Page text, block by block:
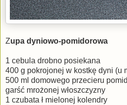
Zupa dyniowo-pomidorowa
1 cebula drobno posiekana
400 g pokrojonej w kostkę dyni (u
500 ml domowego przecieru
garść mrożonej włoszczyzny
1 czubata ł mielonej kolendry